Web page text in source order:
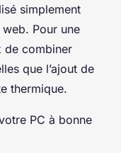
simplement
Pour une
de combiner
que l’ajout de
thermique.
PC à bonne